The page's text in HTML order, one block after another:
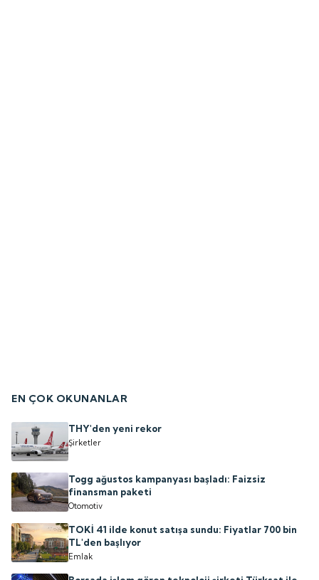
EN ÇOK OKUNANLAR
THY'den yeni rekor
Şirketler
Togg ağustos kampanyası başladı: Faizsiz
finansman paketi
Otomotiv
TOKİ 41 ilde konut satışa sundu: Fiyatlar 700 bin
TL'den başlıyor
Emlak